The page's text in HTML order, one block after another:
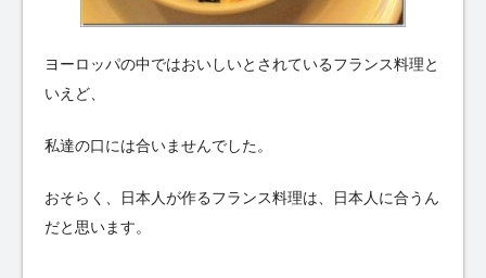
ヨーロッパの中ではおいしいとされているフランス料理と
いえど、
私達の口には合いませんでした。
おそらく、日本人が作るフランス料理は、日本人に合うん
だと思います。